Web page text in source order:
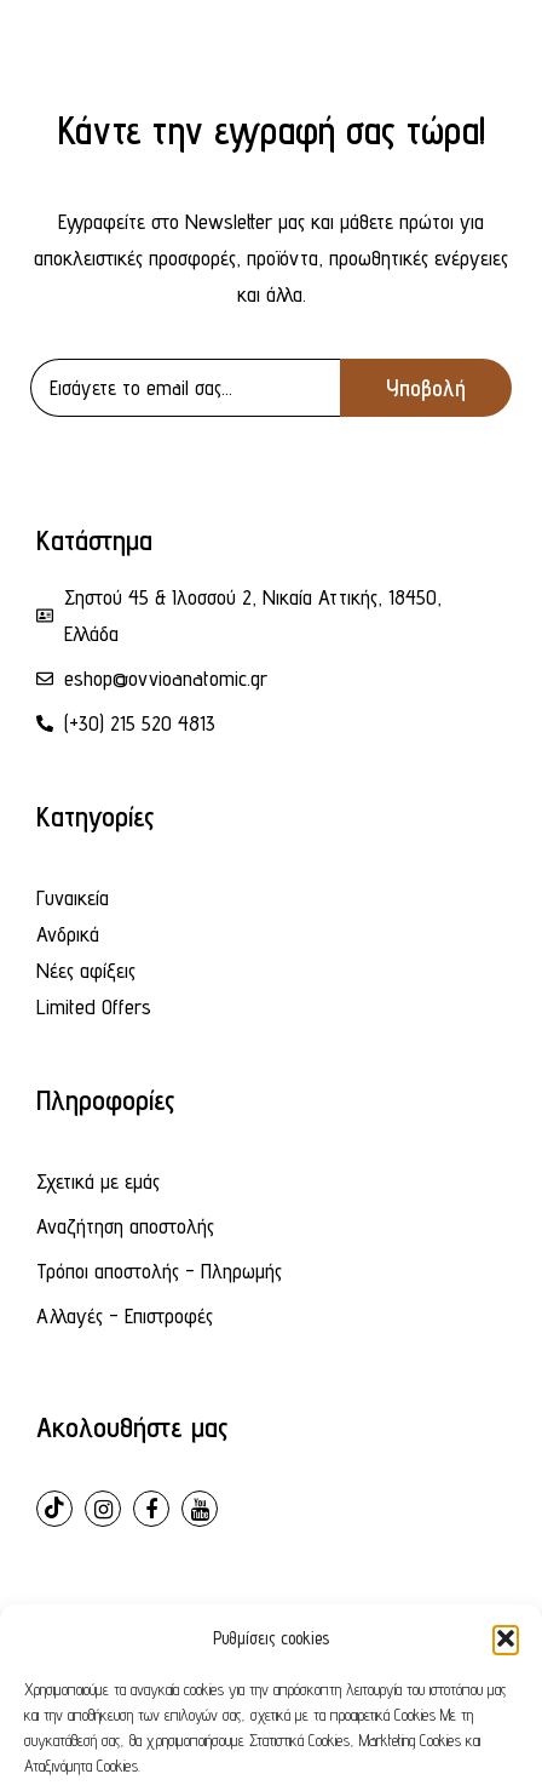
Ρυθμίσεις cookies
Χρησιμοποιούμε τα αναγκαία cookies για την απρόσκοπτη λειτουργία του ιστοτόπου μας
και την αποθήκευση των επιλογών σας, σχετικά με τα προαιρετικά Cookies Με τη
συγκατάθεσή σας, θα χρησιμοποιήσουμε Στατιστικά Cookies, Markteting Cookies και
Αταξινόμητα Cookies.
Κάντε την εγγραφή σας τώρα!
Εγγραφείτε στο Newsletter μας και μάθετε πρώτοι για
αποκλειστικές προσφορές, προϊόντα, προωθητικές ενέργειες
και άλλα.
Κατάστημα
Σηστού 45 & Ιλοσσού 2, Νικαία Αττικής, 18450,
Ελλάδα
eshop@ovvioanatomic.gr
(+30) 215 520 4813
Κατηγορίες
Γυναικεία
Ανδρικά
Νέες αφίξεις
Limited Offers
Πληροφορίες
Σχετικά με εμάς
Αναζήτηση αποστολής
Τρόποι αποστολής - Πληρωμής
Αλλαγές - Επιστροφές
Ακολουθήστε μας
© 2024 – ovvioanatomic. All Rights Reserved. E-shop
developed by Webleaders.gr